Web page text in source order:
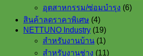
อุตสาหกรรม/ซ่อมบำรุง 66
สินค้าลดราคาพิเศษ 44
products
NETTUNO Industry 1919
products
สำหรับงานบ้าน 11
product
สำหรับงานช่าง 1111